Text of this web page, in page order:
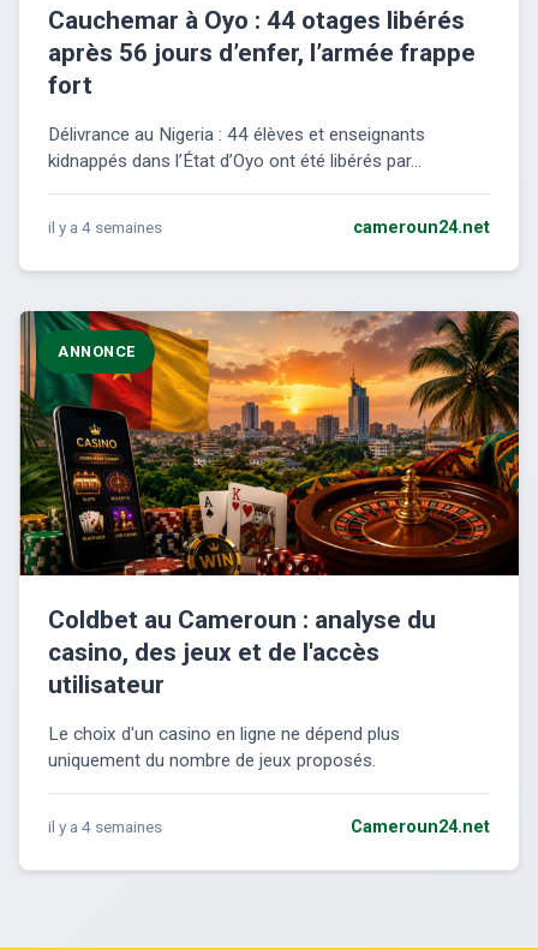
Cauchemar à Oyo : 44 otages libérés
après 56 jours d’enfer, l’armée frappe
fort
Délivrance au Nigeria : 44 élèves et enseignants
kidnappés dans l’État d’Oyo ont été libérés par...
il y a 4 semaines cameroun24.net
ANNONCE
Coldbet au Cameroun : analyse du
casino, des jeux et de l'accès
utilisateur
Le choix d'un casino en ligne ne dépend plus
uniquement du nombre de jeux proposés.
il y a 4 semaines Cameroun24.net